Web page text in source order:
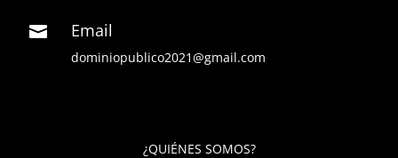
 Email
dominiopublico2021@gmail.com
¿QUIÉNES SOMOS?